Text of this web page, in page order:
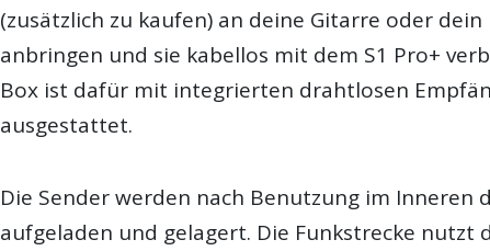
(zusätzlich zu kaufen) an deine Gitarre oder
anbringen und sie kabellos mit dem S1 Pro+
Box ist dafür mit integrierten drahtlosen
ausgestattet.
Die Sender werden nach Benutzung im Inneren
aufgeladen und gelagert. Die Funkstrecke nutzt